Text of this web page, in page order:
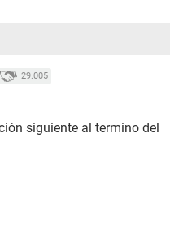
29.005
siguiente al termino del